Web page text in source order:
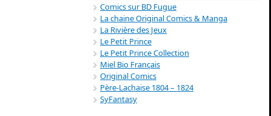
Comics sur BD Fugue
La chaine Original Comics & Manga
La Rivière des Jeux
Le Petit Prince
Le Petit Prince Collection
Miel Bio Français
Original Comics
Père-Lachaise 1804 – 1824
SyFantasy